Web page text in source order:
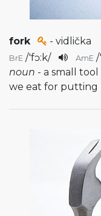
fork - vidlička
BrE /'fɔ:k/ AmE /
noun - a small
we eat for putting